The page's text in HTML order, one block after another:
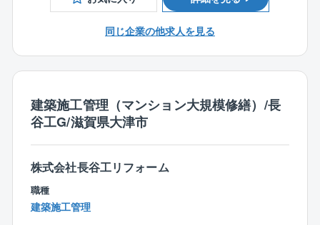
先輩社員の指導のもと、まずは棟数の少ない（1～2
棟）現場を担当し、進捗管理、職人さんの手配、安全
管理、図面確認、予算作成などの業務を行います。
着工から完成までは2～3ヶ月、協力業者様や職人さん
と協力しながら、進めていきます。
【特徴】
◇各エリア毎に担当をお任せしておりますので、出張
◇iPad、施工管理アプリ導入でスマートな働き方が可
能です。
◇施工管理職の残業は月30時間程度、同業界の中でも
同じ企業の他求人を見る
建築施工管理（マンション大規模修繕）/長
谷工G/滋賀県大津市
株式会社長谷工リフォーム
職種
建築施工管理